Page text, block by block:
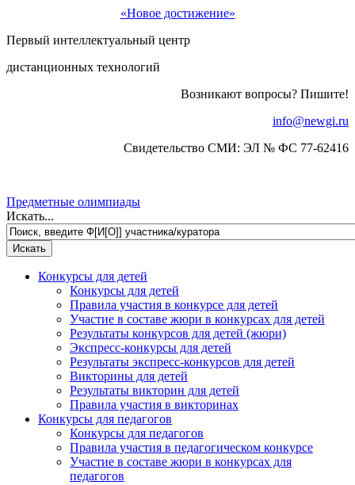
«Новое достижение»
Первый интеллектуальный центр
дистанционных технологий
Возникают вопросы? Пишите!
info@newgi.ru
Свидетельство СМИ: ЭЛ № ФС 77-62416
Предметные олимпиады
Искать...
Конкурсы для детей
Конкурсы для детей
Правила участия в конкурсе для детей
Участие в составе жюри в конкурсах для детей
Результаты конкурсов для детей (жюри)
Экспресс-конкурсы для детей
Результаты экспресс-конкурсов для детей
Викторины для детей
Результаты викторин для детей
Правила участия в викторинах
Конкурсы для педагогов
Конкурсы для педагогов
Правила участия в педагогическом конкурсе
Участие в составе жюри в конкурсах для
педагогов